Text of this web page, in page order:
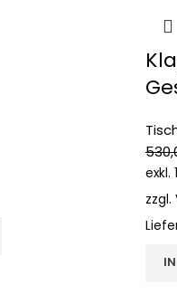
exkl.
zzgl.